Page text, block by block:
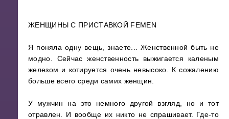
ЖЕНЩИНЫ С ПРИСТАВКОЙ FEMEN
Я поняла одну вещь, знаете... Женственной быть не
модно. Сейчас женственность выжигается каленым
железом и котируется очень невысоко. К сожалению
больше всего среди самих женщин.
У мужчин на это немного другой взгляд, но и тот
отравлен. И вообще их никто не спрашивает. Где-то